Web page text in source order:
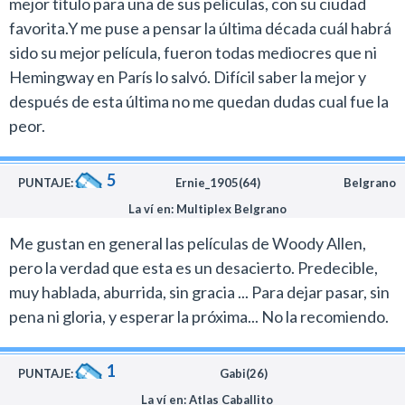
desencuentros y el azar.
Así es como nos enamoramos sin saber bien por qué de
Elle Fanning, mientras la seguimos en su gran periplo
donde todo puede ser posible.
Ella rompe con sus estructuras y de a poco vemos la
chica de pueblo.
Su Ashleigh Enright, nombre poderoso y que hay que
explicar, es uno de los dos grandes reflejos de Allen. El
otro es el de Gatsby Welles, interpretado por el ya
mencionado Chalamet.
Tampoco es casual que su nombre de pila sea el mismo
que el del célebre personaje creado por F. Scott
Aquí el protagonista escapa sin saberlo, estando
favorita.Y me puse a pensar la última década cuál habrá
sido su mejor película, fueron todas mediocres que ni
Hemingway en París lo salvó. Difícil saber la mejor y
después de esta última no me quedan dudas cual fue la
peor.
PUNTAJE: 5 Ernie_1905(64)
Belgrano
La ví en: Multiplex Belgrano
Me gustan en general las películas de Woody Allen,
pero la verdad que esta es un desacierto. Predecible,
muy hablada, aburrida, sin gracia ... Para dejar pasar, sin
pena ni gloria, y esperar la próxima... No la recomiendo.
PUNTAJE: 1
Gabi(26)
La ví en: Atlas Caballito